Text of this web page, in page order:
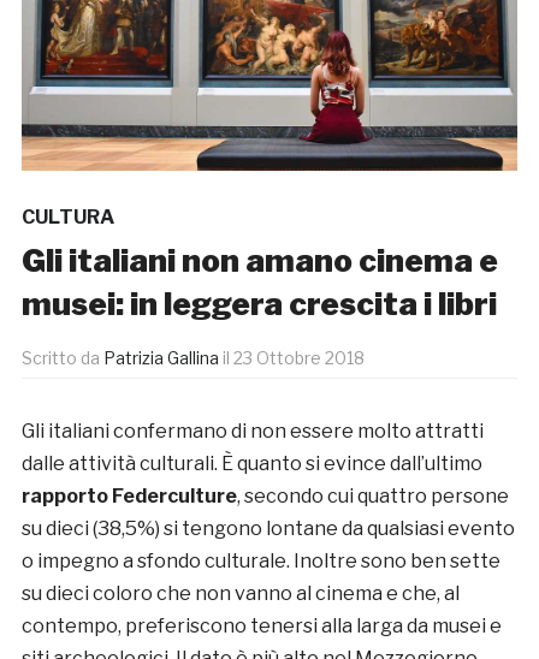
CULTURA
Gli italiani non amano cinema e
musei: in leggera crescita i libri
Scritto da Patrizia Gallina il 23 Ottobre 2018
Gli italiani confermano di non essere molto attratti
dalle attività culturali. È quanto si evince dall’ultimo
rapporto Federculture, secondo cui quattro persone
su dieci (38,5%) si tengono lontane da qualsiasi evento
o impegno a sfondo culturale. Inoltre sono ben sette
su dieci coloro che non vanno al cinema e che, al
contempo, preferiscono tenersi alla larga da musei e